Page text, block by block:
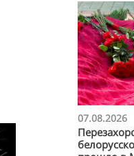
07.08.2026